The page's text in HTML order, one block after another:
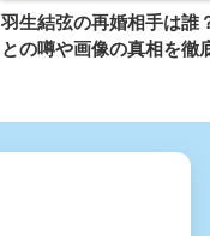
羽生結弦の再婚相手は誰
との噂や画像の真相を徹